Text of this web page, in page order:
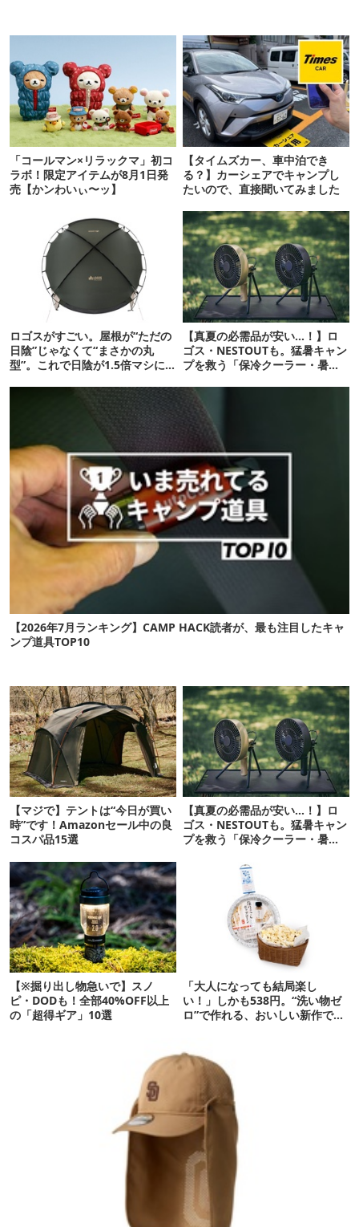
「コールマン×リラックマ」初コ
ラボ！限定アイテムが8月1日発
売【かンわいぃ〜ッ】
【タイムズカー、車中泊でき
る？】カーシェアでキャンプし
たいので、直接聞いてみました
ロゴスがすごい。屋根が“ただの
日陰”じゃなくて“まさかの丸
型”。これで日陰が1.5倍マシに
【真夏の必需品が安い…！】ロ
ゴス・NESTOUTも。猛暑キャン
プを救う「保冷クーラー・暑さ
【2026年7月ランキング】CAMP HACK読者が、最も注目したキャ
ンプ道具TOP10
【マジで】テントは“今日が買い
時”です！Amazonセール中の良
コスパ品15選
【真夏の必需品が安い…！】ロ
ゴス・NESTOUTも。猛暑キャン
プを救う「保冷クーラー・暑さ
【※掘り出し物急いで】スノ
ピ・DODも！全部40%OFF以上
の「超得ギア」10選
「大人になっても結局楽し
い！」しかも538円。“洗い物ゼ
ロ”で作れる、おいしい新作です